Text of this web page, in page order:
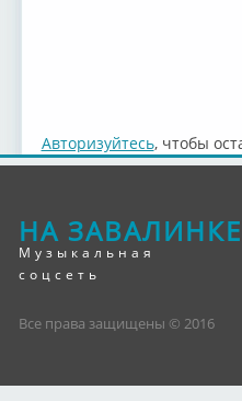
Авторизуйтесь, чтобы
НА ЗАВАЛИНКЕ
Музыкальная
соцсеть
Все права защищены © 2016